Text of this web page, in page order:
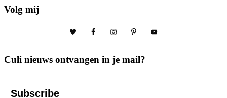
Volg mij
Culi nieuws ontvangen in je mail?
Subscribe